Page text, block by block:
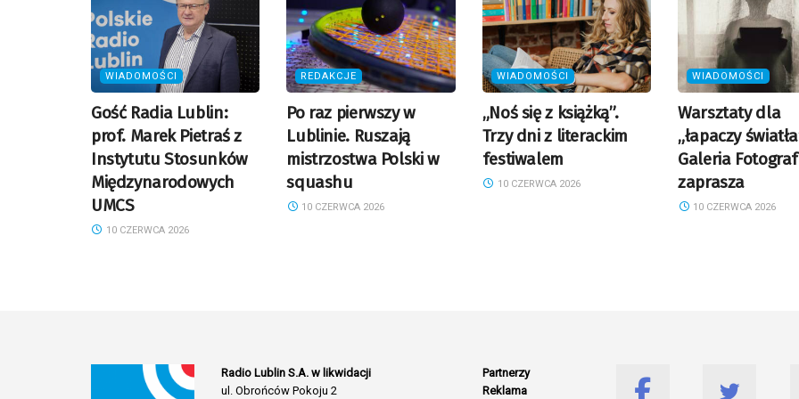
WIADOMOŚCI
Gość Radia Lublin:
prof. Marek Pietraś z
Instytutu Stosunków
Międzynarodowych
UMCS
10 CZERWCA 2026
REDAKCJE
Po raz pierwszy w
Lublinie. Ruszają
mistrzostwa Polski w
squashu
10 CZERWCA 2026
WIADOMOŚCI
„Noś się z książką”.
Trzy dni z literackim
festiwalem
10 CZERWCA 2026
WIADOMOŚCI
Warsztaty dla
„łapaczy
Galeria
zaprasza
10 CZERWCA 2026
Radio Lublin S.A. w likwidacji
ul. Obrońców Pokoju 2
Partnerzy
Reklama